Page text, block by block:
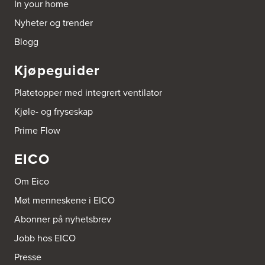
Tel.:53-431544
Bygger'n Onstad
Tel.:69-202050
Byggmakker Askim
Trøgstadveien 13
1807 Askim
Tel.: 69817600
Byggmakker CF AS
Hotvedtveien 6, Tingvoll
Postboks 2107
3220 Sandefjord
Tel.:33-484000
http://www.sigdal.no
Prestebråtan 11
In your home
Nyheter og trender
Blogg
Kjøpeguider
Platetopper med integrert ventilator
Kjøle- og fryseskap
Prime Flow
EICO
Om Eico
Møt menneskene i EICO
Abonner på nyhetsbrev
Jobb hos EICO
Presse